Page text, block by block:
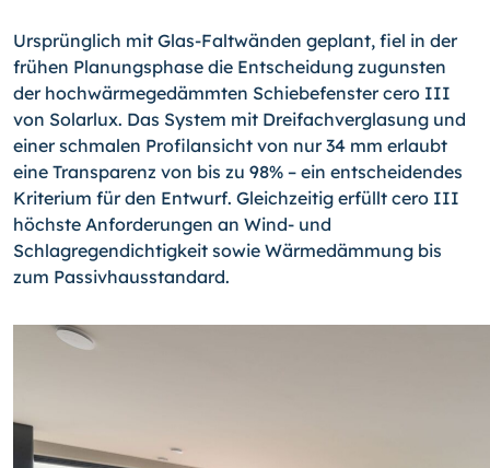
Ursprünglich mit Glas-Faltwänden geplant, fiel in der
frühen Planungsphase die Entscheidung zugunsten
der hochwärmegedämmten Schiebefenster cero III
von Solarlux. Das System mit Dreifachverglasung und
einer schmalen Profilansicht von nur 34 mm erlaubt
eine Transparenz von bis zu 98% – ein entscheidendes
Kriterium für den Entwurf. Gleichzeitig erfüllt cero III
höchste Anforderungen an Wind- und
Schlagregendichtigkeit sowie Wärmedämmung bis
zum Passivhausstandard.